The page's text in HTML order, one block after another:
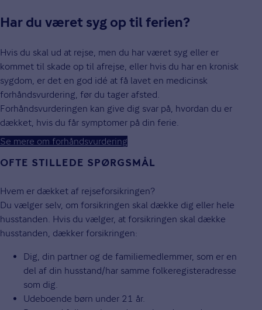
Har du været syg op til ferien?
Hvis du skal ud at rejse, men du har været syg eller er
kommet til skade op til afrejse, eller hvis du har en kronisk
sygdom, er det en god idé at få lavet en medicinsk
forhåndsvurdering, før du tager afsted.
Forhåndsvurderingen kan give dig svar på, hvordan du er
dækket, hvis du får symptomer på din ferie.
Se mere om forhåndsvurdering
OFTE STILLEDE SPØRGSMÅL
Hvem er dækket af rejseforsikringen?
Du vælger selv, om forsikringen skal dække dig eller hele
husstanden. Hvis du vælger, at forsikringen skal dække
husstanden, dækker forsikringen:
Dig, din partner og de familiemedlemmer, som er en
del af din husstand/har samme folkeregisteradresse
som dig.
Udeboende børn under 21 år.